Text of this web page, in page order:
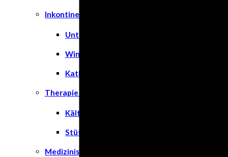
Inkontinenz
Unterlagen
Windeln
Katheter
Therapie & Kompression
Kälte- & Wärmetherapie
Stützstrümpfe & Kompression
Medizinische Tests & Geräte